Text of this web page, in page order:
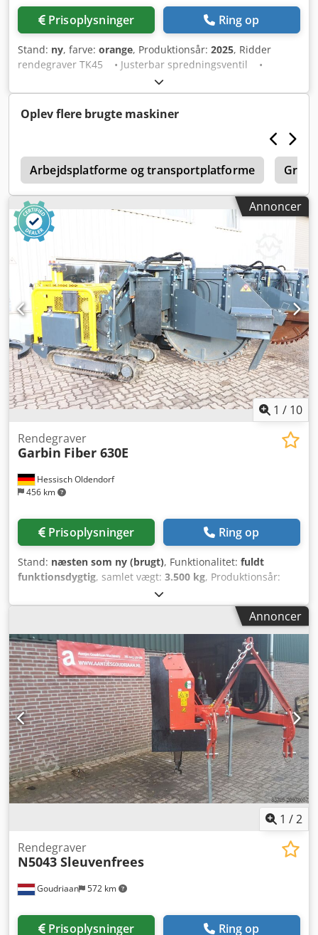
Prisoplysninger Ring op
Stand: ny, farve: orange, Produktionsår: 2025, Ridder
rendegraver TK45 • Justerbar spredningsventil •
Udskiftelige knive • PTO-aksel med brudboltkobling •
PTO-drev, 540 o/min Stand: Ny Årgang: 2025 Csdpfxjzfb
Aue Apbjha
Oplev flere brugte maskiner
Arbejdsplatforme og transportplatforme
Annoncer
1 / 10
Hessisch Oldendorf
456 km
Rendegraver
Garbin Fiber 630E
Prisoplysninger Ring op
Stand: næsten som ny (brugt), Funktionalitet: fuldt
funktionsdygtig, samlet vægt: 3.500 kg, Produktionsår:
, 3 stk. tilgængelige Mål: 4.284 x 1.100
x 1.903 mm (L x B x H) Driftsvægt fuldt udstyret: 3.500 kg
Cedpfx Ajyyigmspbjha Transmission: hydrostatisk
Motorydelse: 54,6 kW Motor: Kubota V3307 CR-T EW03
Gravekapacitet: 50 til 500 m/t Arbejdsdybde: 200 til 630
mm Arbejdsbredde: 80 til 140 mm Styring: Fjernbetjening
med proportionale servostyringer (PPC)
Annoncer
1 /2
Goudriaan 572 km
Rendegraver
N5043 Sleuvenfrees
Prisoplysninger Ring op